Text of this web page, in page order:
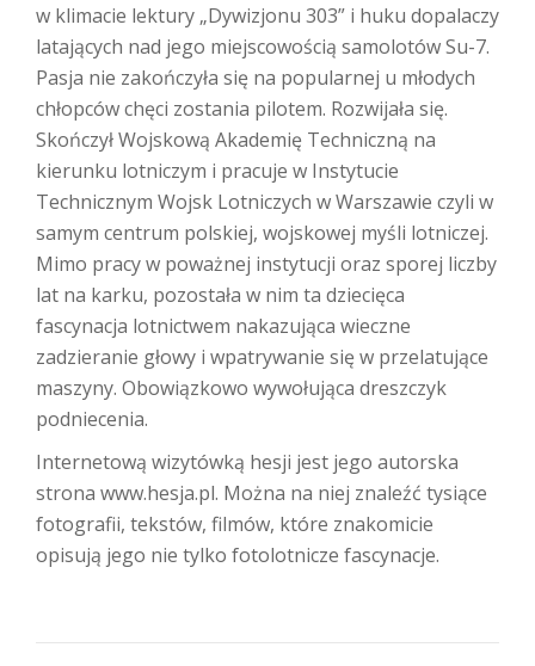
w klimacie lektury „Dywizjonu 303” i huku dopalaczy
latających nad jego miejscowością samolotów Su-7.
Pasja nie zakończyła się na popularnej u młodych
chłopców chęci zostania pilotem. Rozwijała się.
Skończył Wojskową Akademię Techniczną na
kierunku lotniczym i pracuje w Instytucie
Technicznym Wojsk Lotniczych w Warszawie czyli w
samym centrum polskiej, wojskowej myśli lotniczej.
Mimo pracy w poważnej instytucji oraz sporej liczby
lat na karku, pozostała w nim ta dziecięca
fascynacja lotnictwem nakazująca wieczne
zadzieranie głowy i wpatrywanie się w przelatujące
maszyny. Obowiązkowo wywołująca dreszczyk
podniecenia.
Internetową wizytówką hesji jest jego autorska
strona www.hesja.pl. Można na niej znaleźć tysiące
fotografii, tekstów, filmów, które znakomicie
opisują jego nie tylko fotolotnicze fascynacje.